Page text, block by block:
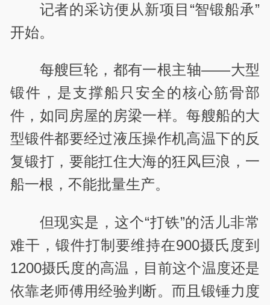
记者的采访便从新项目“智锻船承”
开始。
每艘巨轮，都有一根主轴——大型
锻件，是支撑船只安全的核心筋骨部
件，如同房屋的房梁一样。每艘船的大
型锻件都要经过液压操作机高温下的反
复锻打，要能扛住大海的狂风巨浪，一
船一根，不能批量生产。
但现实是，这个“打铁”的活儿非常
难干，锻件打制要维持在900摄氏度到
1200摄氏度的高温，目前这个温度还是
依靠老师傅用经验判断。而且锻锤力度